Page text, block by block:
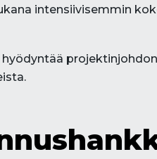
intensiivisemmin